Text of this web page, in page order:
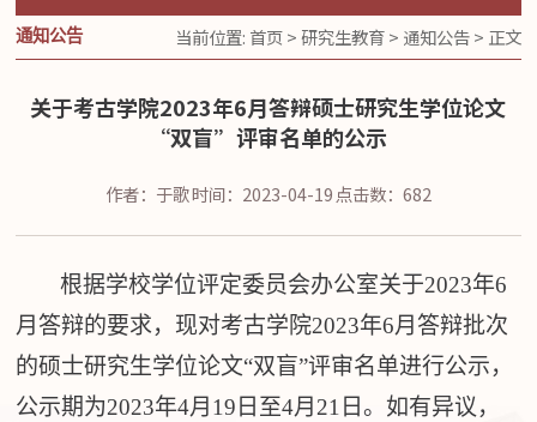
通知公告 当前位置: 首页>研究生教育> 通知公告> 正文
关于考古学院2023年6月答辩硕士研究生学位论文
“双盲”评审名单的公示
作者：于歌时间：2023-04-19点击数： 682
根据学校学位评定委员会办公室关于2023年6
月答辩的要求，现对考古学院2023年6月 答辩批次
的硕士研究生学位论文“双盲”评审名单进行公示，
公示期为2023年4月 19 日至4月21 日。 如有异议，